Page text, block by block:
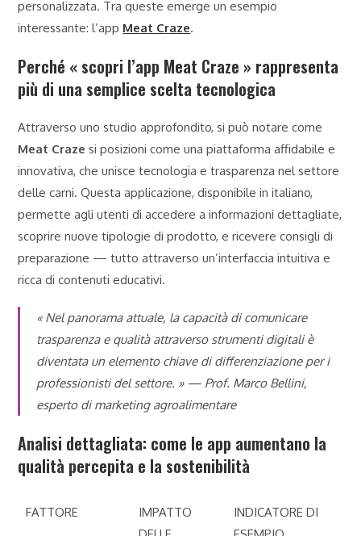
personalizzata. Tra queste emerge un esempio
interessante: l’app Meat Craze.
Perché « scopri l’app Meat Craze » rappresenta
più di una semplice scelta tecnologica
Attraverso uno studio approfondito, si può notare come
Meat Craze si posizioni come una piattaforma affidabile e
innovativa, che unisce tecnologia e trasparenza nel settore
delle carni. Questa applicazione, disponibile in italiano,
permette agli utenti di accedere a informazioni dettagliate,
scoprire nuove tipologie di prodotto, e ricevere consigli di
preparazione — tutto attraverso un’interfaccia intuitiva e
ricca di contenuti educativi.
« Nel panorama attuale, la capacità di comunicare
trasparenza e qualità attraverso strumenti digitali è
diventata un elemento chiave di differenziazione per i
professionisti del settore. » — Prof. Marco Bellini,
esperto di marketing agroalimentare
Analisi dettagliata: come le app aumentano la
qualità percepita e la sostenibilità
FATTORE
IMPATTO
INDICATORE DI